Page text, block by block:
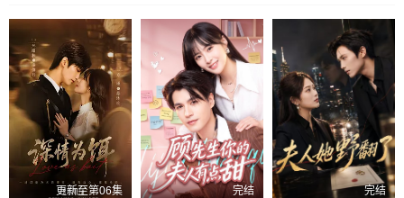
更新至第06集 完结 完结